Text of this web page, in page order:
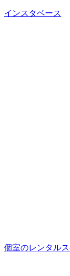
インスタベース
個室のレンタル